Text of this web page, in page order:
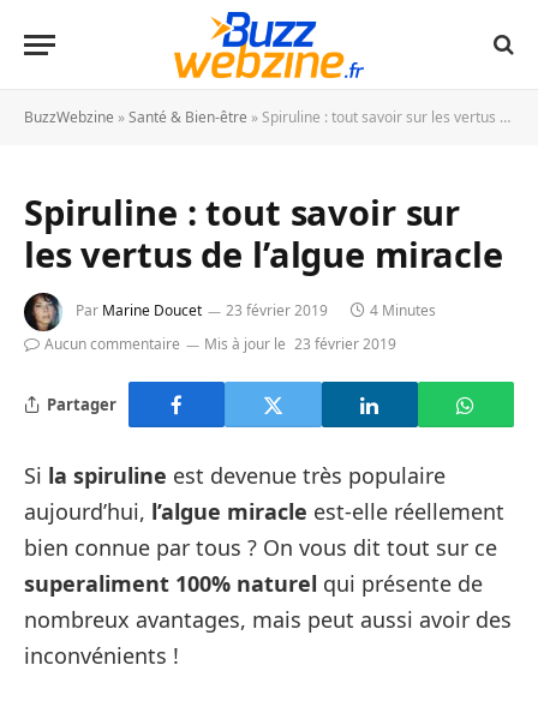
BuzzWebzine »Santé & Bien-être »Spiruline : tout savoir sur les vertus de l’algue miracle
Spiruline : tout savoir sur
les vertus de l’algue miracle
Par Marine Doucet 23 février 2019
4 Minutes
Aucun commentaire
Mis à jour le 23 février 2019
Partager
Si la spiruline est devenue très populaire
aujourd’hui, l’algue miracle est-elle réellement
bien connue par tous ? On vous dit tout sur ce
superaliment 100% naturel qui présente de
nombreux avantages, mais peut aussi avoir des
inconvénients !